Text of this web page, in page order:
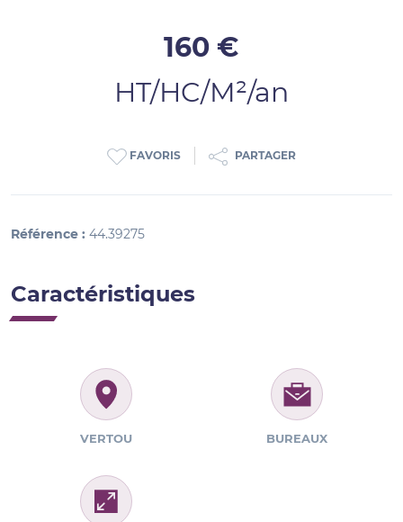
160 €
HT/HC/M²/an
FAVORIS PARTAGER
Référence : 44.39275
Caractéristiques
VERTOU BUREAUX